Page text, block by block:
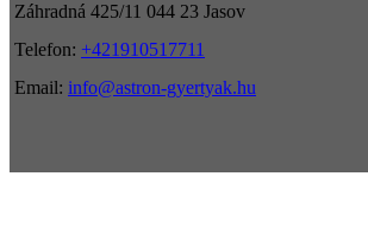
Záhradná 425/11 044 23 Jasov
Telefon: +421910517711
Email: info@astron-gyertyak.hu